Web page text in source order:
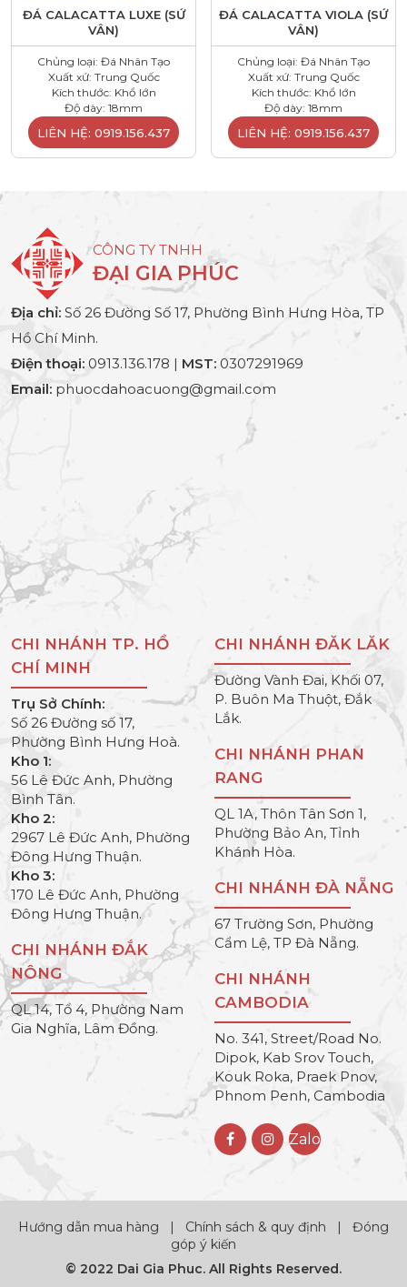
ĐÁ CALACATTA LUXE (SỨ
VÂN)
Chủng loại: Đá Nhân Tạo
Xuất xứ: Trung Quốc
Kích thước: Khổ lớn
Độ dày: 18mm
LIÊN HỆ: 0919.156.437
ĐÁ CALACATTA VIOLA (SỨ
VÂN)
Chủng loại: Đá Nhân Tạo
Xuất xứ: Trung Quốc
Kích thước: Khổ lớn
Độ dày: 18mm
LIÊN HỆ: 0919.156.437
CÔNG TY TNHH
ĐẠI GIA PHÚC
Địa chỉ: Số 26 Đường Số 17, Phường Bình Hưng Hòa, TP
Hồ Chí Minh.
Điện thoại: 0913.136.178 | MST: 0307291969
Email: phuocdahoacuong@gmail.com
CHI NHÁNH TP. HỒ
CHÍ MINH
Trụ Sở Chính:
Số 26 Đường số 17,
Phường Bình Hưng Hoà.
Kho 1:
56 Lê Đức Anh, Phường
Bình Tân.
Kho 2:
2967 Lê Đức Anh, Phường
Đông Hưng Thuận.
Kho 3:
170 Lê Đức Anh, Phường
Đông Hưng Thuận.
CHI NHÁNH ĐẮK
NÔNG
QL 14, Tổ 4, Phường Nam
Gia Nghĩa, Lâm Đồng.
CHI NHÁNH ĐĂK LĂK
Đường Vành Đai, Khối 07,
P. Buôn Ma Thuột, Đắk
Lắk.
CHI NHÁNH PHAN
RANG
QL 1A, Thôn Tân Sơn 1,
Phường Bảo An, Tỉnh
Khánh Hòa.
CHI NHÁNH ĐÀ NẴNG
67 Trường Sơn, Phường
Cẩm Lệ, TP Đà Nẵng.
CHI NHÁNH
CAMBODIA
No. 341, Street/Road No.
Dipok, Kab Srov Touch,
Kouk Roka, Praek Pnov,
Phnom Penh, Cambodia
Zalo
Hướng dẫn mua hàng | Chính sách & quy định | Đóng
góp ý kiến
© 2022 Dai Gia Phuc. All Rights Reserved.